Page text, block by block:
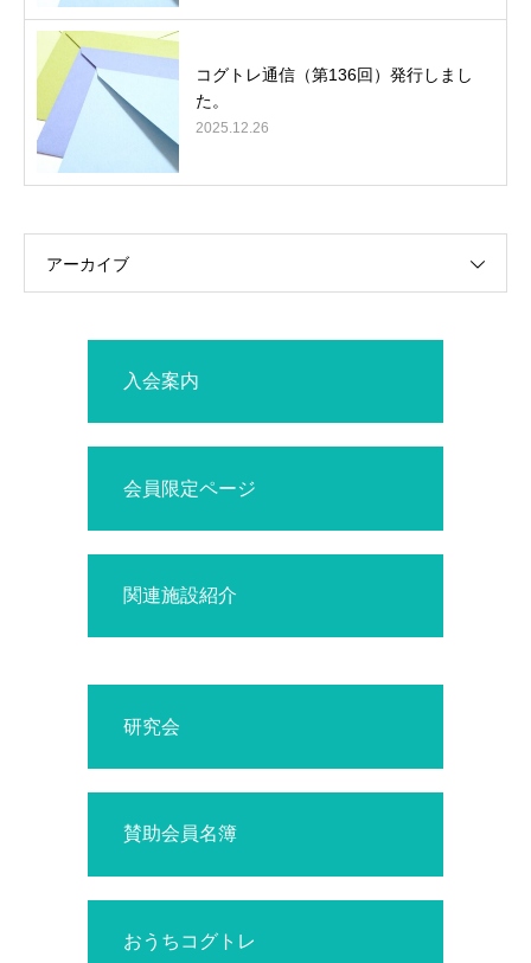
コグトレ通信（第136回）発行しまし
た。
2025.12.26
アーカイブ
入会案内
会員限定ページ
関連施設紹介
研究会
賛助会員名簿
おうちコグトレ